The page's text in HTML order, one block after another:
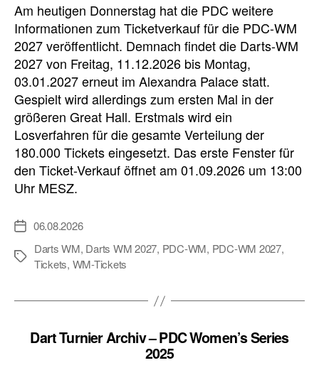
Am heutigen Donnerstag hat die PDC weitere
Informationen zum Ticketverkauf für die PDC-WM
2027 veröffentlicht. Demnach findet die Darts-WM
2027 von Freitag, 11.12.2026 bis Montag,
03.01.2027 erneut im Alexandra Palace statt.
Gespielt wird allerdings zum ersten Mal in der
größeren Great Hall. Erstmals wird ein
Losverfahren für die gesamte Verteilung der
180.000 Tickets eingesetzt. Das erste Fenster für
den Ticket-Verkauf öffnet am 01.09.2026 um 13:00
Uhr MESZ.
Veröffentlichungsdatum
06.08.2026
Schlagwörter
Darts WM, Darts WM 2027, PDC-WM, PDC-WM 2027,
Tickets, WM-Tickets
Dart Turnier Archiv – PDC Women’s Series
2025